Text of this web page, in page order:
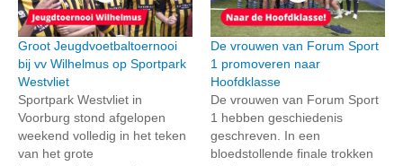
Groot Jeugdvoetbaltoernooi
bij vv Wilhelmus op Sportpark
Westvliet
Sportpark Westvliet in
Voorburg stond afgelopen
weekend volledig in het teken
van het grote
De vrouwen van Forum Sport
1 promoveren naar
Hoofdklasse
De vrouwen van Forum Sport
1 hebben geschiedenis
geschreven. In een
bloedstollende finale trokken